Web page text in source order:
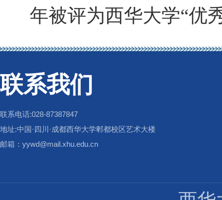
年被评为西华大学“优
联系我们
联系电话:028-87387847
地址:中国·四川·成都西华大学郫都校区艺术大楼
邮箱：yywd@mail.xhu.edu.cn